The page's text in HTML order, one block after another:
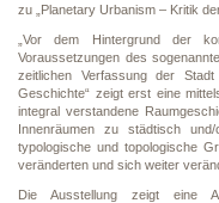
zu „Planetary Urbanism – Kritik
„Vor dem Hintergrund der
Voraussetzungen des
zeitlichen Verfassung der
Geschichte“ zeigt erst eine
integral verstandene
Innenräumen zu städtisch
typologische und topologische
veränderten und sich weiter
Die Ausstellung zeigt eine